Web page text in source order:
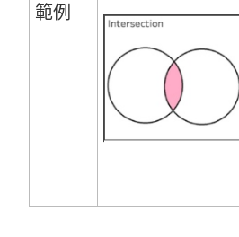
範例